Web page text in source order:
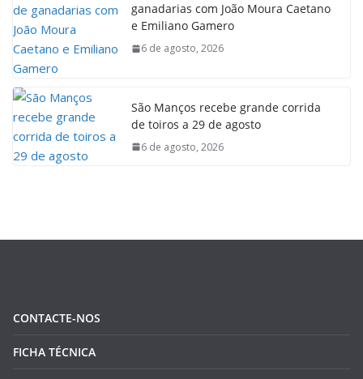
ganadarias com João Moura Caetano
e Emiliano Gamero
6 de agosto, 2026
São Manços recebe grande corrida
de toiros a 29 de agosto
6 de agosto, 2026
CONTACTE-NOS
FICHA TÉCNICA